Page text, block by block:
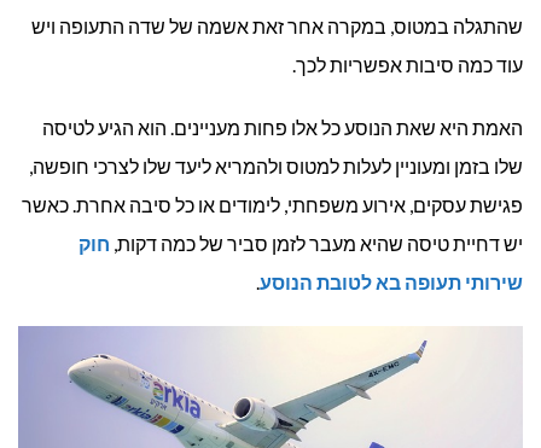
שהתגלה במטוס, במקרה אחר זאת אשמה של שדה התעופה ויש
עוד כמה סיבות אפשריות לכך.
האמת היא שאת הנוסע כל אלו פחות מעניינים. הוא הגיע לטיסה
שלו בזמן ומעוניין לעלות למטוס ולהמריא ליעד שלו לצרכי חופשה,
פגישת עסקים, אירוע משפחתי, לימודים או כל סיבה אחרת. כאשר
יש דחיית טיסה שהיא מעבר לזמן סביר של כמה דקות, חוק
שירותי תעופה בא לטובת הנוסע.